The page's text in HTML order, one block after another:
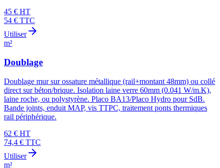
45 € HT
54 € TTC
Utiliser
m²
Doublage
Doublage mur sur ossature métallique (rail+montant 48mm) ou collé
direct sur béton/brique. Isolation laine verre 60mm (0.041 W/m.K),
laine roche, ou polystyrène. Placo BA13/Placo Hydro pour SdB.
Bande joints, enduit MAP, vis TTPC, traitement ponts thermiques
rail périphérique.
62 € HT
74,4 € TTC
Utiliser
m²